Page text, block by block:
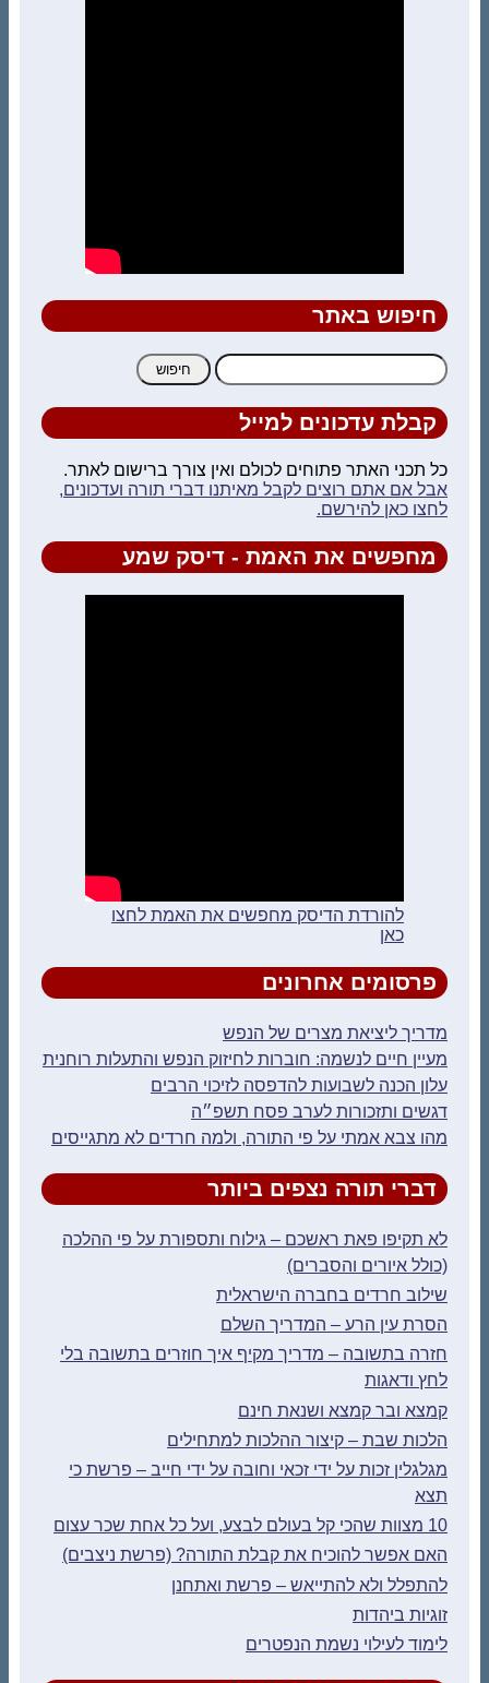
חיפוש באתר
חיפוש:
קבלת עדכונים למייל
כל תכני האתר פתוחים לכולם ואין צורך ברישום לאתר.
אבל אם אתם רוצים לקבל מאיתנו דברי תורה ועדכונים,
לחצו כאן להירשם.
מחפשים את האמת - דיסק שמע
להורדת הדיסק מחפשים את האמת לחצו
כאן
פרסומים אחרונים
מדריך ליציאת מצרים של הנפש
מעיין חיים לנשמה: חוברות לחיזוק הנפש והתעלות רוחנית
עלון הכנה לשבועות להדפסה לזיכוי הרבים
דגשים ותזכורות לערב פסח תשפ״ה
מהו צבא אמתי על פי התורה, ולמה חרדים לא מתגייסים
דברי תורה נצפים ביותר
לא תקיפו פאת ראשכם – גילוח ותספורת על פי ההלכה
(כולל איורים והסברים)
שילוב חרדים בחברה הישראלית
הסרת עין הרע – המדריך השלם
חזרה בתשובה – מדריך מקיף איך חוזרים בתשובה בלי
לחץ ודאגות
קמצא ובר קמצא ושנאת חינם
הלכות שבת – קיצור ההלכות למתחילים
מגלגלין זכות על ידי זכאי וחובה על ידי חייב – פרשת כי
תצא
10 מצוות שהכי קל בעולם לבצע, ועל כל אחת שכר עצום
האם אפשר להוכיח את קבלת התורה? (פרשת ניצבים)
להתפלל ולא להתייאש – פרשת ואתחנן
זוגיות ביהדות
לימוד לעילוי נשמת הנפטרים